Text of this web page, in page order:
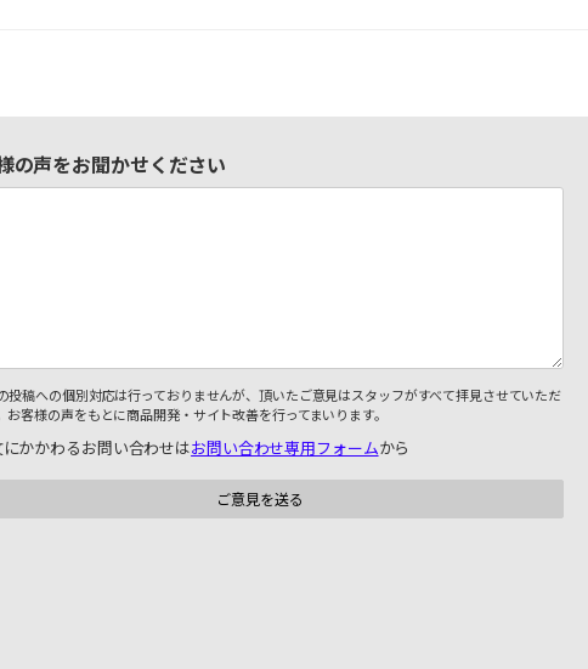
の声をお聞かせください
投稿への個別対応は行っておりませんが、頂いたご意見はスタッフがすべて拝見させていただ
お客様の声をもとに商品開発・サイト改善を行ってまいります。
にかかわるお問い合わせはお問い合わせ専用フォームから